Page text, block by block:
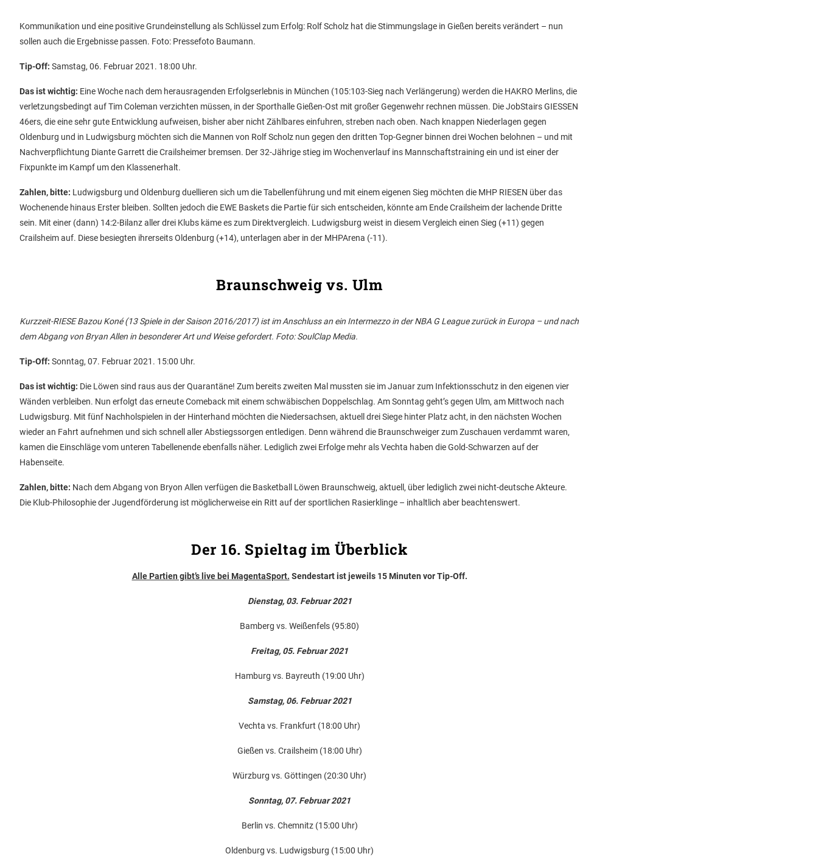
Kommunikation und eine positive Grundeinstellung als Schlüssel zum Erfolg: Rolf Scholz hat die Stimmungslage in Gießen bereits verändert – nun
sollen auch die Ergebnisse passen. Foto: Pressefoto Baumann.
Tip-Off: Samstag, 06. Februar 2021. 18:00 Uhr.
Das ist wichtig: Eine Woche nach dem herausragenden Erfolgserlebnis in München (105:103-Sieg nach Verlängerung) werden die HAKRO Merlins, die
verletzungsbedingt auf Tim Coleman verzichten müssen, in der Sporthalle Gießen-Ost mit großer Gegenwehr rechnen müssen. Die JobStairs GIESSEN
46ers, die eine sehr gute Entwicklung aufweisen, bisher aber nicht Zählbares einfuhren, streben nach oben. Nach knappen Niederlagen gegen
Oldenburg und in Ludwigsburg möchten sich die Mannen von Rolf Scholz nun gegen den dritten Top-Gegner binnen drei Wochen belohnen – und mit
Nachverpflichtung Diante Garrett die Crailsheimer bremsen. Der 32-Jährige stieg im Wochenverlauf ins Mannschaftstraining ein und ist einer der
Fixpunkte im Kampf um den Klassenerhalt.
Zahlen, bitte: Ludwigsburg und Oldenburg duellieren sich um die Tabellenführung und mit einem eigenen Sieg möchten die MHP RIESEN über das
Wochenende hinaus Erster bleiben. Sollten jedoch die EWE Baskets die Partie für sich entscheiden, könnte am Ende Crailsheim der lachende Dritte
sein. Mit einer (dann) 14:2-Bilanz aller drei Klubs käme es zum Direktvergleich. Ludwigsburg weist in diesem Vergleich einen Sieg (+11) gegen
Crailsheim auf. Diese besiegten ihrerseits Oldenburg (+14), unterlagen aber in der MHPArena (-11).
Braunschweig vs. Ulm
Kurzzeit-RIESE Bazou Koné (13 Spiele in der Saison 2016/2017) ist im Anschluss an ein Intermezzo in der NBA G League zurück in Europa – und nach
dem Abgang von Bryan Allen in besonderer Art und Weise gefordert. Foto: SoulClap Media.
Tip-Off: Sonntag, 07. Februar 2021. 15:00 Uhr.
Das ist wichtig: Die Löwen sind raus aus der Quarantäne! Zum bereits zweiten Mal mussten sie im Januar zum Infektionsschutz in den eigenen vier
Wänden verbleiben. Nun erfolgt das erneute Comeback mit einem schwäbischen Doppelschlag. Am Sonntag geht’s gegen Ulm, am Mittwoch nach
Ludwigsburg. Mit fünf Nachholspielen in der Hinterhand möchten die Niedersachsen, aktuell drei Siege hinter Platz acht, in den nächsten Wochen
wieder an Fahrt aufnehmen und sich schnell aller Abstiegssorgen entledigen. Denn während die Braunschweiger zum Zuschauen verdammt waren,
kamen die Einschläge vom unteren Tabellenende ebenfalls näher. Lediglich zwei Erfolge mehr als Vechta haben die Gold-Schwarzen auf der
Habenseite.
Zahlen, bitte: Nach dem Abgang von Bryon Allen verfügen die Basketball Löwen Braunschweig, aktuell, über lediglich zwei nicht-deutsche Akteure.
Die Klub-Philosophie der Jugendförderung ist möglicherweise ein Ritt auf der sportlichen Rasierklinge – inhaltlich aber beachtenswert.
Der 16. Spieltag im Überblick
Alle Partien gibt’s live bei MagentaSport. Sendestart ist jeweils 15 Minuten vor Tip-Off.
Dienstag, 03. Februar 2021
Bamberg vs. Weißenfels (95:80)
Freitag, 05. Februar 2021
Hamburg vs. Bayreuth (19:00 Uhr)
Samstag, 06. Februar 2021
Vechta vs. Frankfurt (18:00 Uhr)
Gießen vs. Crailsheim (18:00 Uhr)
Würzburg vs. Göttingen (20:30 Uhr)
Sonntag, 07. Februar 2021
Berlin vs. Chemnitz (15:00 Uhr)
Oldenburg vs. Ludwigsburg (15:00 Uhr)